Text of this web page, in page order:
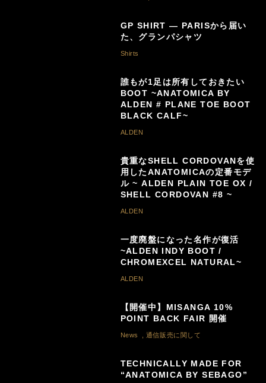
GP SHIRT — PARISから届い
た、グランパシャツ
Shirts
誰もが1足は所有しておきたい
BOOT ~ANATOMICA BY
ALDEN # PLANE TOE BOOT
BLACK CALF~
ALDEN
貴重なSHELL CORDOVANを使
用したANATOMICAの定番モデ
ル ~ ALDEN PLAIN TOE OX /
SHELL CORDOVAN #8 ~
ALDEN
一度廃盤になった名作が復活
~ALDEN INDY BOOT /
CHROMEXCEL NATURAL~
ALDEN
【開催中】MISANGA 10%
POINT BACK FAIR 開催
News 通信販売に関して
TECHNICALLY MADE FOR
“ANATOMICA BY SEBAGO”